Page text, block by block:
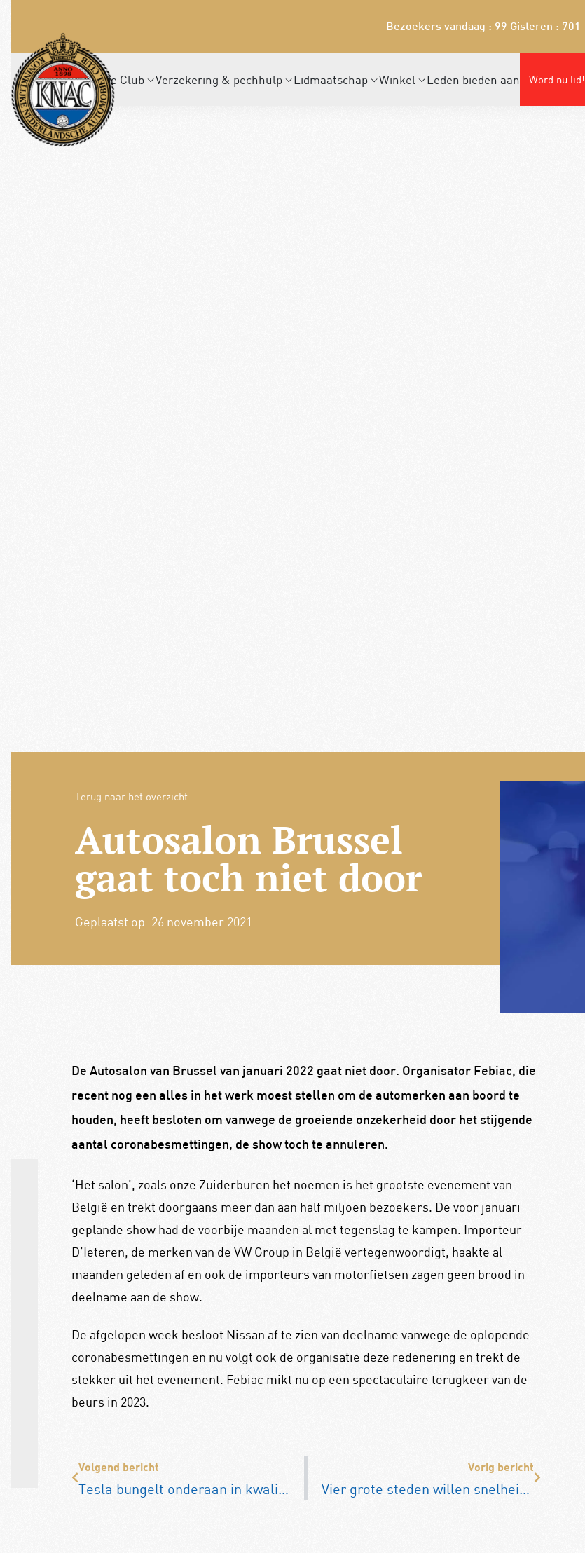
Bezoekers vandaag : 99 Gisteren : 701
De Club Verzekering & pechhulp Lidmaatschap Winkel Leden bieden aan Word nu lid!
Terug naar het overzicht
Autosalon Brussel
gaat toch niet door
Geplaatst op: 26 november 2021
De Autosalon van Brussel van januari 2022 gaat niet door. Organisator Febiac, die
recent nog een alles in het werk moest stellen om de automerken aan boord te
houden, heeft besloten om vanwege de groeiende onzekerheid door het stijgende
aantal coronabesmettingen, de show toch te annuleren.
‘Het salon’, zoals onze Zuiderburen het noemen is het grootste evenement van
België en trekt doorgaans meer dan aan half miljoen bezoekers. De voor januari
geplande show had de voorbije maanden al met tegenslag te kampen. Importeur
D’Ieteren, de merken van de VW Group in België vertegenwoordigt, haakte al
maanden geleden af en ook de importeurs van motorfietsen zagen geen brood in
deelname aan de show.
De afgelopen week besloot Nissan af te zien van deelname vanwege de oplopende
coronabesmettingen en nu volgt ook de organisatie deze redenering en trekt de
stekker uit het evenement. Febiac mikt nu op een spectaculaire terugkeer van de
beurs in 2023.
Volgend bericht
Tesla bungelt onderaan in kwaliteit
Vorig bericht
Vier grote steden willen snelheidslimiet van 30 km/h